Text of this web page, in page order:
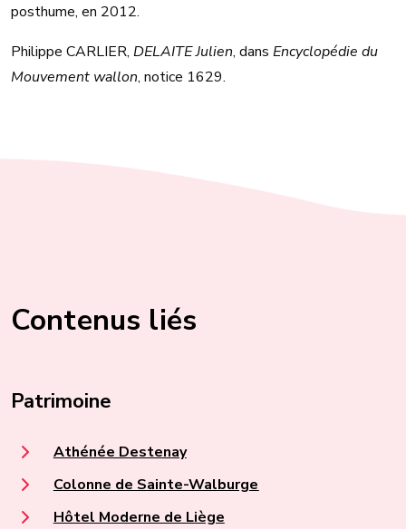
posthume, en 2012.
Philippe CARLIER, DELAITE Julien, dans Encyclopédie du
Mouvement wallon, notice 1629.
Contenus liés
Patrimoine
Athénée Destenay
Colonne de Sainte-Walburge
Hôtel Moderne de Liège